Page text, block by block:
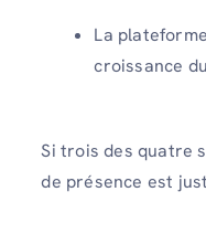
La
croissance
Si trois des quatre
de présence est